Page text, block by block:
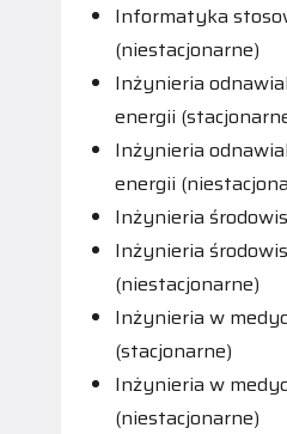
Informatyka
(niestacjonarne)
Inżynieria
energii
Inżynieria
energii
Inżynieria
Inżynieria
(niestacjonarne)
Inżynieria w
(stacjonarne)
Inżynieria w
(niestacjonarne)